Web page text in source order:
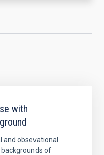
with
and obsevational
of